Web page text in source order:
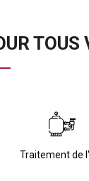
Traitement de